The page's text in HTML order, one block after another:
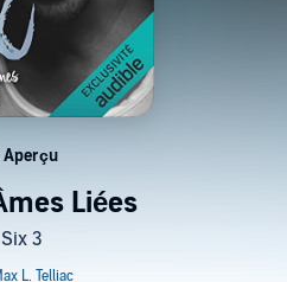
Liées
Six 3
Aperçu